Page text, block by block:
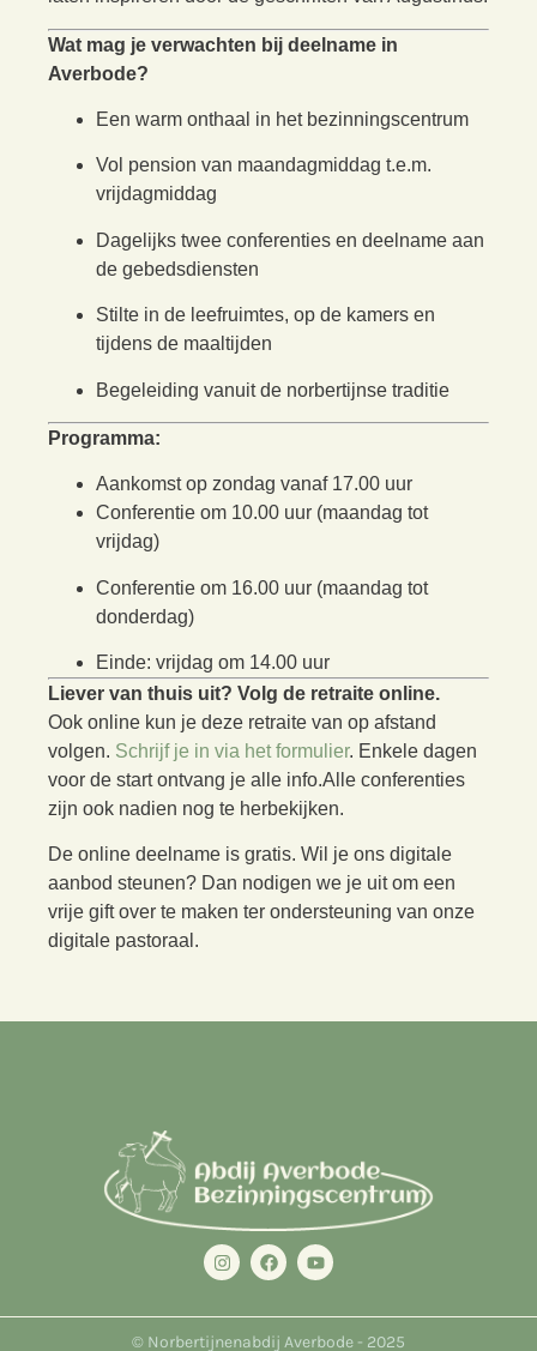
Wat mag je verwachten bij deelname in
Averbode?
Een warm onthaal in het bezinningscentrum
Vol pension van maandagmiddag t.e.m.
vrijdagmiddag
Dagelijks twee conferenties en deelname aan
de gebedsdiensten
Stilte in de leefruimtes, op de kamers en
tijdens de maaltijden
Begeleiding vanuit de norbertijnse traditie
Programma:
Aankomst op zondag vanaf 17.00 uur
Conferentie om 10.00 uur (maandag tot
vrijdag)
Conferentie om 16.00 uur (maandag tot
donderdag)
Einde: vrijdag om 14.00 uur
Liever van thuis uit? Volg de retraite online.
Ook online kun je deze retraite van op afstand
volgen. Schrijf je in via het formulier. Enkele dagen
voor de start ontvang je alle info.Alle conferenties
zijn ook nadien nog te herbekijken.
De online deelname is gratis. Wil je ons digitale
aanbod steunen? Dan nodigen we je uit om een
vrije gift over te maken ter ondersteuning van onze
digitale pastoraal.
© Norbertijnenabdij Averbode - 2025